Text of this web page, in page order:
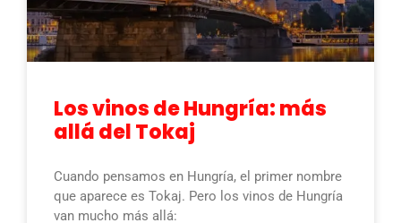
Los vinos de Hungría: más
allá del Tokaj
Cuando pensamos en Hungría, el primer nombre
que aparece es Tokaj. Pero los vinos de Hungría
van mucho más allá: